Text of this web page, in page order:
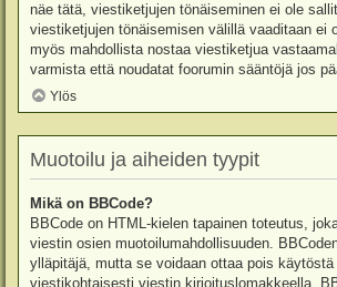
näe tätä, viestiketjujen tönäiseminen ei ole
viestiketjujen tönäisemisen välillä vaaditaan ei
myös mahdollista nostaa viestiketjua
varmista että noudatat foorumin sääntöjä jos
Ylös
Muotoilu ja aiheiden tyypit
Mikä on BBCode?
BBCode on HTML-kielen tapainen toteutus,
viestin osien muotoilumahdollisuuden.
ylläpitäjä, mutta se voidaan ottaa pois käytöstä
viestikohtaisesti viestin kirjoituslomakkeella.